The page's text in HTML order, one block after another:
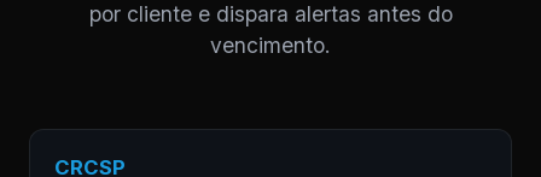
por cliente e dispara alertas antes do
vencimento.
CRCSP